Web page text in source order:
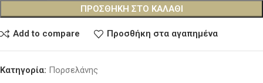
ΠΡΟΣΘΉΚΗ ΣΤΟ ΚΑΛΆΘΙ
Add to compare Προσθήκη στα αγαπημένα
Κατηγορία: Πορσελάνης